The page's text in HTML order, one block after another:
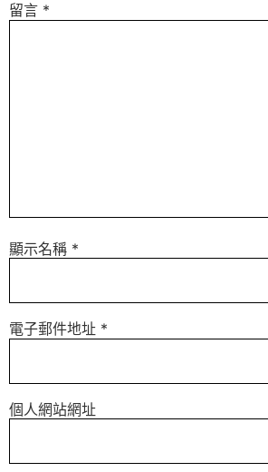
留言 *
顯示名稱 *
電子郵件地址 *
個人網站網址